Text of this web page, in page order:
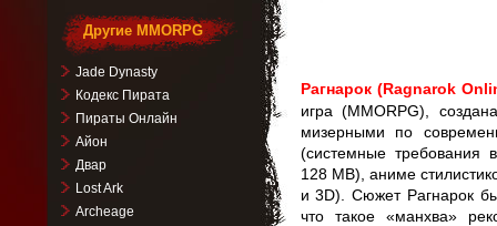
Рагнарок (Ragnarok
игра (MMORPG),
мизерными по
(системные требования
128 MB), аниме
и 3D). Сюжет Рагнарок
что такое «манхва»
Другие MMORPG
Jade Dynasty
Кодекс Пирата
Пираты Онлайн
Айон
Двар
Lost Ark
Archeage